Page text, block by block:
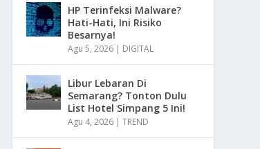
HP Terinfeksi Malware?
Hati-Hati, Ini Risiko
Besarnya!
Agu 5, 2026 | DIGITAL
Libur Lebaran Di
Semarang? Tonton Dulu
List Hotel Simpang 5 Ini!
Agu 4, 2026 |TREND